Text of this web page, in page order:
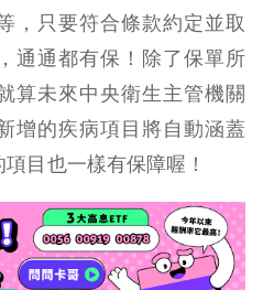
，只要符合條款約定並取
通通都有保！除了保單所
算未來中央衛生主管機關
增的疾病項目將自動涵蓋
目也一樣有保障喔！